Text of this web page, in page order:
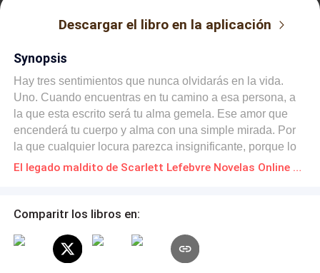
Descargar el libro en la aplicación
Synopsis
Hay tres sentimientos que nunca olvidarás en la vida.
Uno. Cuando encuentras en tu camino a esa persona, a
la que esta escrito será tu alma gemela. Ese amor que
encenderá tu cuerpo y alma con una simple mirada. Por
la que cualquier locura parezca insignificante, porque lo
amas tanto, que estás dispuesto a todo. Dos. Cuando las
recordarás, lo harás porque quemará tanto que sentirás
Tres. Cuando llegas al final del pozo oscuro, desarmado
y herido. Entonces tu cuerpo estará vivo, pero deseando
El legado maldito de Scarlett Lefebvre Novelas Online Descarga gratuita de PDF
Comparitr los libros en: